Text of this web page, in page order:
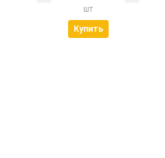
шт
Купить